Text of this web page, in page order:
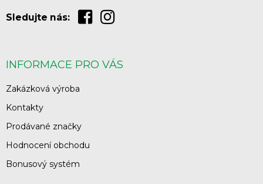
Sledujte nás:
INFORMACE PRO VÁS
Zakázková výroba
Kontakty
Prodávané značky
Hodnocení obchodu
Bonusový systém